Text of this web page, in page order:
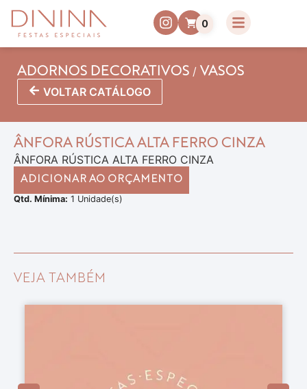
0
ADORNOS DECORATIVOS / VASOS
VOLTAR CATÁLOGO
ÂNFORA RÚSTICA ALTA FERRO CINZA
ÂNFORA RÚSTICA ALTA FERRO CINZA
ADICIONAR AO ORÇAMENTO
Qtd. Mínima: 1 Unidade(s)
VEJA TAMBÉM